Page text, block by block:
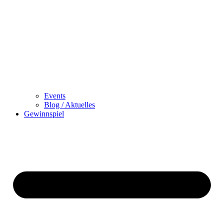
Events
Blog / Aktuelles
Gewinnspiel